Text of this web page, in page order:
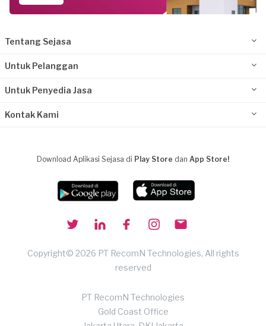
Tentang Sejasa
Untuk Pelanggan
Untuk Penyedia Jasa
Kontak Kami
Download Aplikasi Sejasa di Play Store dan App Store!
Copyright© 2026 PT RecomN Technologies, All rights
reserved
PT RecomN Technologies
Gold Coast Office